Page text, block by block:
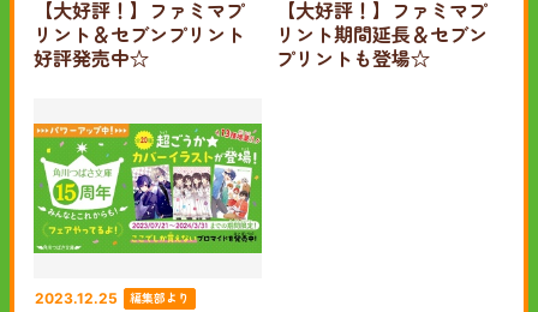
【大好評！】ファミマプ
リント＆セブンプリント
好評発売中☆
【大好評！】ファミマプ
リント期間延長＆セブン
プリントも登場☆
2023.12.25 編集部より